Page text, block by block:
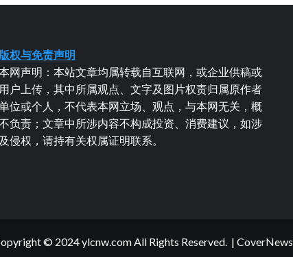
版权与免责声明
网声明：本站文章均属转载自互联网，或企业供稿或
用户上传，其中所属观点、文字及图片权责归属原作者
位或个人，不代表本网立场、观点，与本网无关，概
负责；文章中所涉内容不构成投资、消费建议，如涉
及侵权，请持有关权属证明联系。
© 2024 ylcnw.com All Rights Reserved. | CoverNews